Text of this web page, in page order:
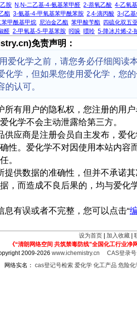
胺 N,N-二乙基-4-氨基苯甲醛 2-萘氧乙酸 4-乙氧
酯 3-氨基-4-甲氧基苯甲酰苯胺 2,4-滴丙酸 3-(乙
苯甲酰基甲烷 尼泊金乙酯 苯甲酸苄酯 四硫化双五
醛 2-甲氧基-5-甲基苯胺 吲哚 嘌呤 5-降冰片烯-2-
免责声明：
爱化学之前，请您务必仔细阅读
化学，但如果您使用爱化学，您
认可。
所有用户的隐私权，您注册的用
化学不会主动泄露给第三方。
供应商是注册会员自主发布，爱
性。爱化学不对因使用本站内容
。
提供数据的准确性，但并不承诺
，而造成不良后果的，均与爱化
息有误或者不完整，您可以点击“
设为首页 加入收藏
《“清朗网络空间 共筑禁毒防线”全国化工行业净
2009-2026www.ichemistry.cn
CAS登录
网络实名： cas登记号检索 爱化学 化工产品 危险化